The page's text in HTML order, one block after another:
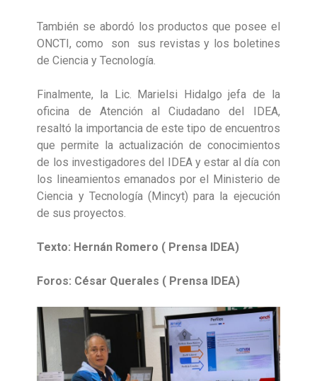
También se abordó los productos que posee el
ONCTI, como son sus revistas y los boletines
de Ciencia y Tecnología.
Finalmente, la Lic. Marielsi Hidalgo jefa de la
oficina de Atención al Ciudadano del IDEA,
resaltó la importancia de este tipo de encuentros
que permite la actualización de conocimientos
de los investigadores del IDEA y estar al día con
los lineamientos emanados por el Ministerio de
Ciencia y Tecnología (Mincyt) para la ejecución
de sus proyectos.
Texto: Hernán Romero ( Prensa IDEA)
Foros: César Querales ( Prensa IDEA)